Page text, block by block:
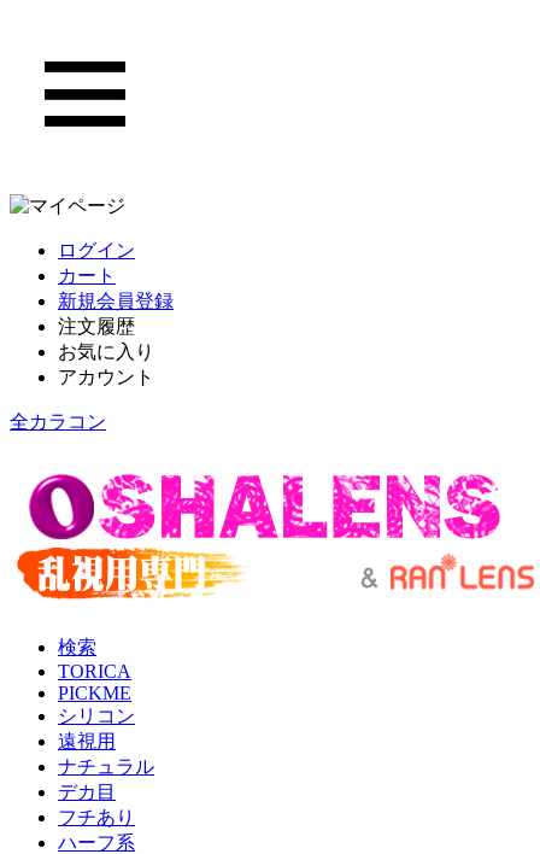
ログイン
カート
新規会員登録
注文履歴
お気に入り
アカウント
全カラコン
検索
TORICA
PICKME
シリコン
遠視用
ナチュラル
デカ目
フチあり
ハーフ系